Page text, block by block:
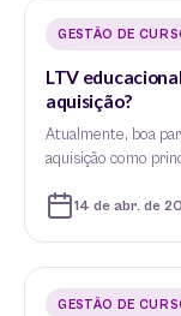
GESTÃO DE
LTV
aquisição?
Atualmente, boa
aquisição como
14 de abr. de
GESTÃO DE